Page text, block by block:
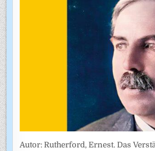
Autor: Rutherford, Ernest. Das